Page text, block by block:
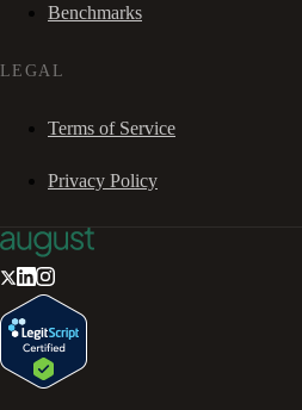
Benchmarks
LEGAL
Terms of Service
Privacy Policy